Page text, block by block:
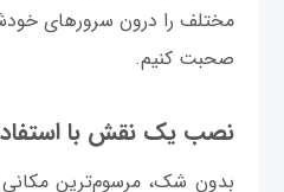
مختلف را درون سرورهای
صحبت کنیم.
نصب یک نقش با استفاده
بدون شک، مرسوم‌ترین